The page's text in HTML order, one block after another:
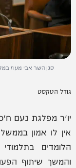
סגן השר אבי מעוז
גודל הטקסט
יו״ר מפלגת נעם
אין לו אמון
הלומדים
והמשך שיתוף